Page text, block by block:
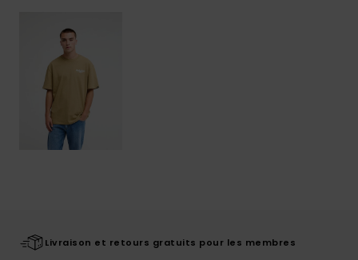
Livraison et retours gratuits pour les membres